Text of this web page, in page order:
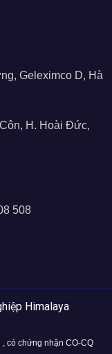
Geleximco D, Hà
H. Hoài Đức,
508
Himalaya
có chứng nhận CO-CQ